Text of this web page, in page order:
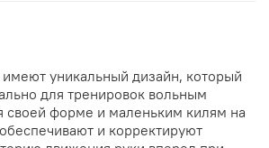
уникальный дизайн, который
для тренировок вольным
своей форме и маленьким килям на
и корректируют